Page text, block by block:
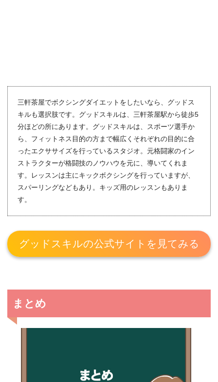
三軒茶屋でボクシングダイエットをしたいなら、グッドス
キルも選択肢です。グッドスキルは、三軒茶屋駅から徒歩5
分ほどの所にあります。グッドスキルは、スポーツ選手か
ら、フィットネス目的の方まで幅広くそれぞれの目的に合
ったエクササイズを行っているスタジオ。元格闘家のイン
ストラクターが格闘技のノウハウを元に、導いてくれま
す。レッスンは主にキックボクシングを行っていますが、
スパーリングなどもあり。キッズ用のレッスンもありま
す。
グッドスキルの公式サイトを見てみる
まとめ